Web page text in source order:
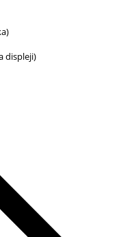
displeji)